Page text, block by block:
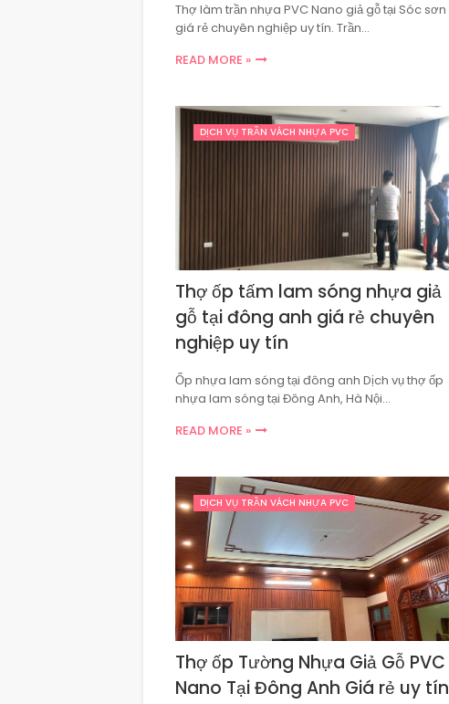
Thợ làm trần nhựa PVC Nano giả gỗ tại Sóc sơn
giá rẻ chuyên nghiệp uy tín. Trần…
READ MORE »
DỊCH VỤ TRẦN VÁCH NHỰA PVC
Thợ ốp tấm lam sóng nhựa giả
gỗ tại đông anh giá rẻ chuyên
nghiệp uy tín
Ốp nhựa lam sóng tại đông anh Dịch vụ thợ ốp
nhựa lam sóng tại Đông Anh, Hà Nội…
READ MORE »
DỊCH VỤ TRẦN VÁCH NHỰA PVC
Thợ ốp Tường Nhựa Giả Gỗ PVC
Nano Tại Đông Anh Giá rẻ uy tín